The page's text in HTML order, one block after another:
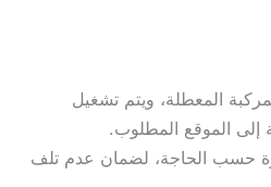
المعطلة، ويتم تشغيل
الموقع المطلوب.
حسب الحاجة، لضمان عدم تلف